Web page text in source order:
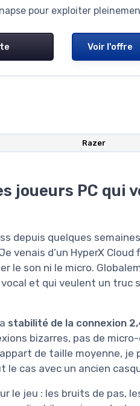
pour exploiter
Voir l'offre
Razer
joueurs PC qui
depuis quelques
venais d’un HyperX Cloud
le son ni le micro.
et qui veulent un truc
stabilité de la connexion
bizarres, pas de
de taille moyenne,
le cas avec un ancien
le jeu : les bruits de pas,